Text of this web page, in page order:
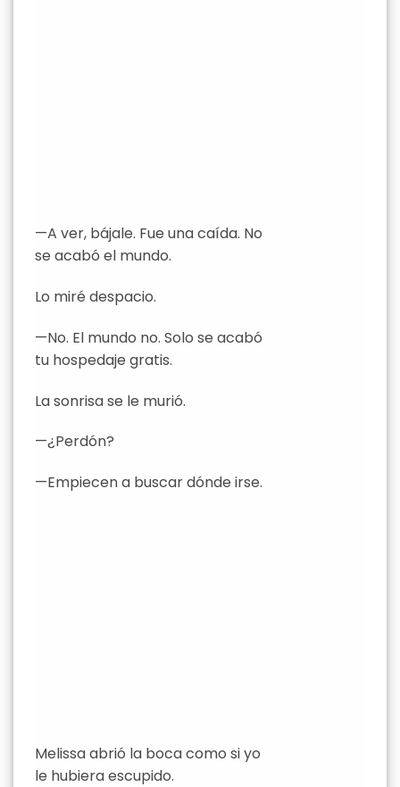
—A ver, bájale. Fue una caída. No
se acabó el mundo.
Lo miré despacio.
—No. El mundo no. Solo se acabó
tu hospedaje gratis.
La sonrisa se le murió.
—¿Perdón?
—Empiecen a buscar dónde irse.
Melissa abrió la boca como si yo
le hubiera escupido.